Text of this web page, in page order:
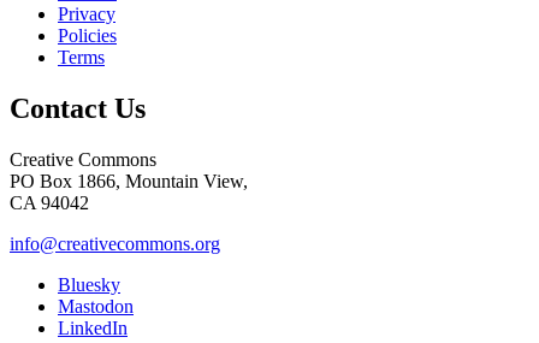
Privacy
Policies
Terms
Contact Us
Creative Commons
PO Box 1866, Mountain View,
CA 94042
info@creativecommons.org
Bluesky
Mastodon
LinkedIn